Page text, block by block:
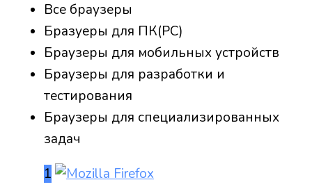
Все браузеры
Бразуеры для ПК(PC)
Браузеры для мобильных устройств
Браузеры для разработки и
тестирования
Браузеры для специализированных
задач
1